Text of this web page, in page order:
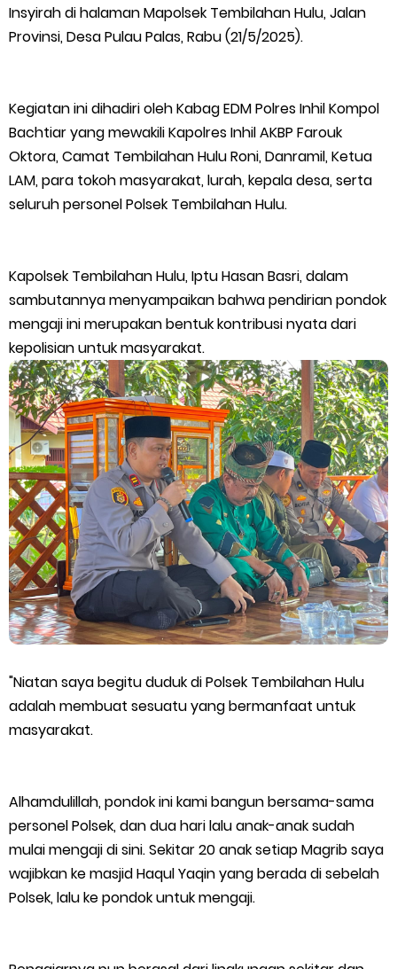
Masyarakat Desa Se- Kecamatan Merbau Datangi PLTG
Bupati Asmar Perkuat Sinergi dengan Danposal Selatpanjang,
Bahas Stabilitas Wilayah dan Pembangunan Meranti
44 Tim Berlaga di Banglas Barat Cup II, Pemkab Meranti
HUT IBI Ke-75, Bupati Asmar: Bidan Garda Terdepan Wujudkan
Generasi Emas Indonesia 2045
Kepulauan Meranti Borong Tiga Prestasi di ADUJAK GenRe Riau
2026, Duta Putra Raih Juara Pertama
Bupati Asmar Buka Peluang Kolaborasi Meranti–Melaka di
Bidang Ekonomi, Pendidikan, dan Pariwisata
Bencana Terus Mengancam, Pembangunan Jalan Tol
Bukittinggi–Padang Panjang–Sicincin Sangat Mendesak
Green Policing Goes to School, Ketua Bhayangkari Cabang
dan Gambut
Polsek Sabak Auh Bersama UPTD Pertanian Siapkan Lahan
Jagung 1,5 Hektare, Dukung Ketahanan Pangan
Insyirah di halaman Mapolsek Tembilahan Hulu, Jalan
Provinsi, Desa Pulau Palas, Rabu (21/5/2025).
Kegiatan ini dihadiri oleh Kabag EDM Polres Inhil Kompol
Bachtiar yang mewakili Kapolres Inhil AKBP Farouk
Oktora, Camat Tembilahan Hulu Roni, Danramil, Ketua
LAM, para tokoh masyarakat, lurah, kepala desa, serta
seluruh personel Polsek Tembilahan Hulu.
Kapolsek Tembilahan Hulu, Iptu Hasan Basri, dalam
sambutannya menyampaikan bahwa pendirian pondok
mengaji ini merupakan bentuk kontribusi nyata dari
kepolisian untuk masyarakat.
"Niatan saya begitu duduk di Polsek Tembilahan Hulu
adalah membuat sesuatu yang bermanfaat untuk
masyarakat.
Alhamdulillah, pondok ini kami bangun bersama-sama
personel Polsek, dan dua hari lalu anak-anak sudah
mulai mengaji di sini. Sekitar 20 anak setiap Magrib saya
wajibkan ke masjid Haqul Yaqin yang berada di sebelah
Polsek, lalu ke pondok untuk mengaji.